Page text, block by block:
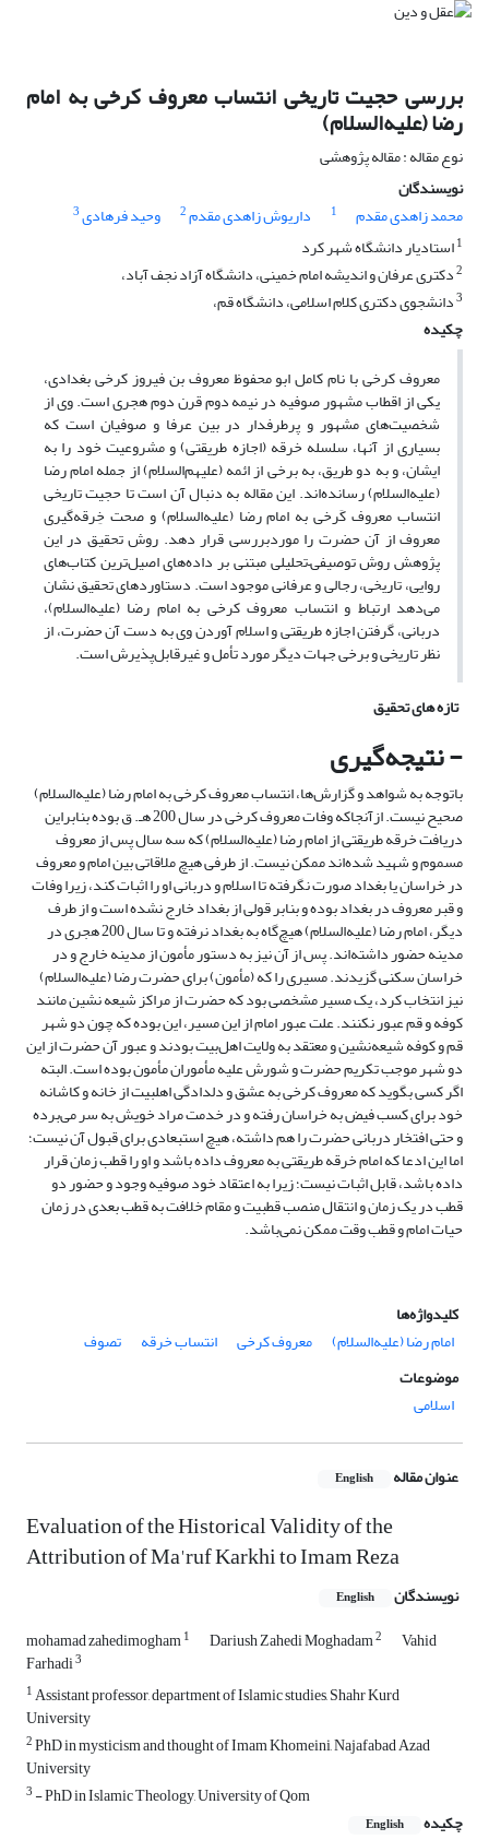
بررسی حجیت تاریخی انتساب معروف کرخی به امام
رضا (علیه‌السلام)
نوع مقاله : مقاله پژوهشی
نویسندگان
محمد زاهدی مقدم
1 داریوش زاهدی مقدم2 وحید فرهادی3
1استادیار دانشگاه شهر کرد
2دکتری عرفان و اندیشه امام خمینی، دانشگاه آزاد نجف آباد،
3دانشجوی دکتری کلام اسلامی، دانشگاه قم،
چکیده
معروف کرخی با نام کامل ابو محفوظ معروف بن فیروز کرخی بغدادی،
یکی از اقطاب مشهور صوفیه در نیمه دوم قرن دوم هجری است. وی از
شخصیت‌های مشهور و پرطرفدار در بین عرفا و صوفیان است که
بسیارى از آنها، سلسله خرقه (اجازه طریقتى) و مشروعیت خود را به
ایشان، و به دو طریق، به برخى از ائمه (علیهم‌السلام) از جمله امام رضا
(علیه‌السلام) رسانده‌اند. این مقاله به دنبال آن است تا حجیت تاریخی
انتساب معروف کَرخی به امام رضا (علیه‌السلام) و صحت خِرقه‌گیری
معروف از آن حضرت را مورد‌بررسی قرار دهد. روش تحقیق در این
پژوهش روش توصیفی–تحلیلی مبتنی بر داده‌‌های اصیل‌ترین کتاب‌‌های
روایی، تاریخی، رجالی و عرفانی موجود است. دستاوردهای تحقیق نشان
می‌دهد ارتباط و انتساب معروف کرخی به امام رضا (علیه‌السلام)،
دربانی، گرفتن اجازه طریقتی و اسلام آوردن وى به دست آن حضرت، از
نظر تاریخى و برخى جهات دیگر مورد تأمل و غیر‌قابل‌پذیرش است.
تازه های تحقیق
- نتیجه‌گیری
باتوجه به شواهد و گزارش‌ها، انتساب معروف کرخی به امام رضا (علیه‌السلام)
صحیح نیست. از‌آن­جا‌که وفات معروف کرخی در سال 200 هـ. ق بوده بنابراین
دریافت خرقه طریقتی از امام رضا (علیه‌السلام) که سه سال پس از معروف
مسموم و شهید شده‌اند ممکن نیست. از طرفی هیچ ملاقاتی بین امام و معروف
در خراسان یا بغداد صورت نگرفته تا اسلام و دربانی او را اثبات کند، زیرا وفات
و قبر معروف در بغداد بوده و بنابر قولی از بغداد خارج نشده است و از طرف
دیگر، امام رضا (علیه‌السلام) هیچ‌گاه به بغداد نرفته و تا سال 200 هجری در
مدینه حضور داشته‌اند. پس از آن نیز به دستور مأمون از مدینه خارج و در
خراسان سکنی گزیدند. مسیرى را که (مأمون) براى حضرت رضا (علیه‌السلام)
نیز انتخاب کرد، یک مسیر مشخصى بود که حضرت از مراکز شیعه نشین مانند
کوفه و قم عبور نکنند. علت عبور امام از این مسیر، این بوده که چون دو شهر
قم و کوفه شیعه‌نشین و معتقد به ولایت اهل‌بیت بودند و عبور آن حضرت از این
دو شهر موجب تکریم حضرت و شورش علیه مأموران مأمون بوده است. البته
اگر کسی بگوید که معروف کرخی به عشق و دلدادگی اهلبیت از خانه و کاشانه
خود برای کسب فیض به خراسان رفته و در خدمت مراد خویش به سر می‌برده
و حتی افتخار دربانی حضرت را هم داشته، هیچ استبعادی برای قبول آن نیست؛
اما این ادعا که امام خرقه طریقتی به معروف داده باشد و او را قطب زمان قرار
داده باشد، قابل اثبات نیست؛ زیرا به اعتقاد خود صوفیه وجود و حضور دو
قطب در یک زمان و انتقال منصب قطبیت و مقام خلافت به قطب بعدی در زمان
حیات امام و قطب وقت ممکن نمی‌باشد.
کلیدواژه‌ها
امام رضا (علیه‌السلام)
معروف کرخی انتساب خرقه
تصوف
موضوعات
اسلامی
عنوان مقاله English
Evaluation of the Historical Validity of the
Attribution of Ma'ruf Karkhi to Imam Reza
نویسندگان English
mohamad zahedimogham1 Dariush Zahedi Moghadam2 Vahid
Farhadi3
1Assistant professor, department of Islamic studies, Shahr Kurd
University
2PhD in mysticism and thought of Imam Khomeini, Najafabad Azad
University
3 - PhD in Islamic Theology, University of Qom
چکیده
English